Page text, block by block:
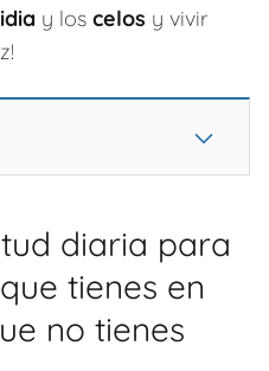
y los celos y vivir
diaria para
tienes en
no tienes